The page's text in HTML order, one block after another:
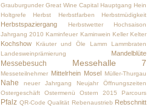
Grauburgunder Great Wine Capital Hauptgang Hein
Holtgrefe
Herbst Herbstfarben Herbstmüdigkeit
Herbstspaziergang Herbstwetter
Hochsaison
Jahrgang 2010 Kaminfeuer Kaminwein Keller Kelter
Kochshow Kräuter und Öle Lamm
Lammbraten
Landesweinprämierung
Mandelblüte
Messebesuch Messehalle 7
Messeteilnehmer Mittelrhein Mosel Müller-Thurgau
Nahe neuer Jahrgang Neujahr
Öffnungszeiten
Ostergeschäft
Ostermenü Ostern 2015 Parcours
Pfalz QR-Code Qualität Rebenaustrieb Rebschnitt